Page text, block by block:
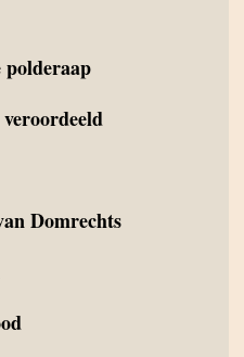
Domrechts